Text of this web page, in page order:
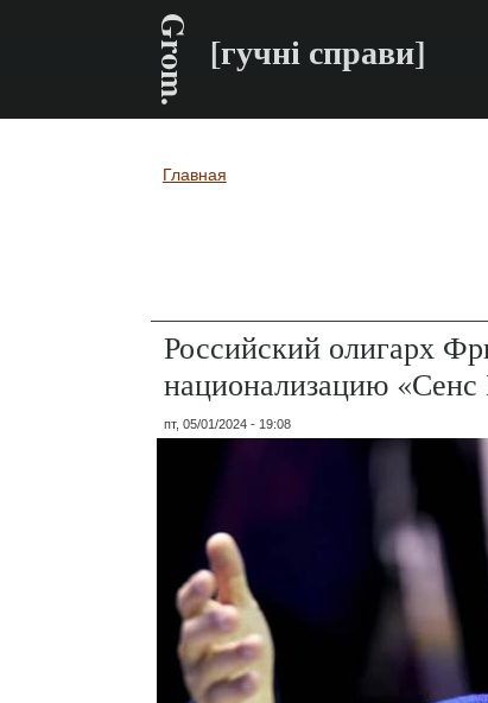
Grom. [гучні справи]
Вы здесь
Главная
Российский олигарх
национализацию «Сенс
пт, 05/01/2024 - 19:08